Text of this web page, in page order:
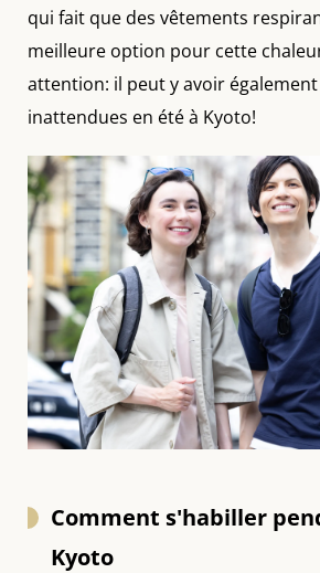
qui fait que des vêtements
meilleure option pour cette
attention: il peut y avoir également
inattendues en été à Kyoto!
Comment s'habiller
Kyoto